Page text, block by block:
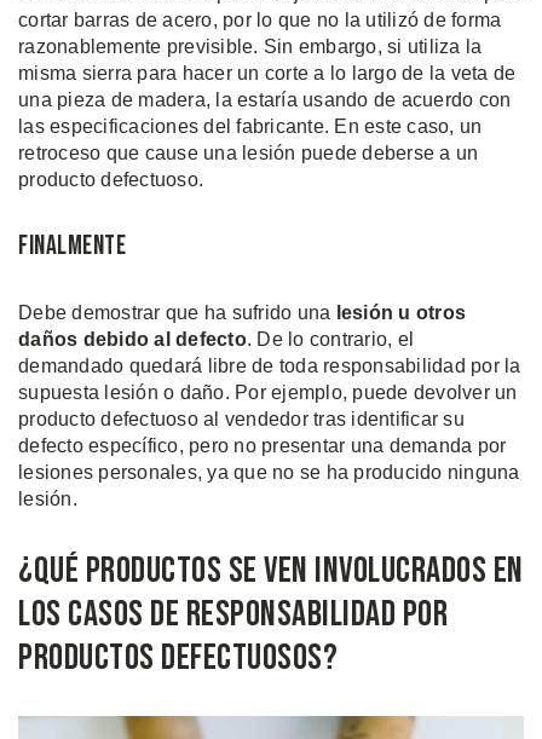
cortar barras de acero, por lo que no la utilizó de forma
razonablemente previsible. Sin embargo, si utiliza la
misma sierra para hacer un corte a lo largo de la veta de
una pieza de madera, la estaría usando de acuerdo con
las especificaciones del fabricante. En este caso, un
retroceso que cause una lesión puede deberse a un
producto defectuoso.
Finalmente
Debe demostrar que ha sufrido una lesión u otros
daños debido al defecto. De lo contrario, el
demandado quedará libre de toda responsabilidad por la
supuesta lesión o daño. Por ejemplo, puede devolver un
producto defectuoso al vendedor tras identificar su
defecto específico, pero no presentar una demanda por
lesiones personales, ya que no se ha producido ninguna
lesión.
¿Qué Productos se ven Involucrados en
los Casos de Responsabilidad por
Productos Defectuosos?